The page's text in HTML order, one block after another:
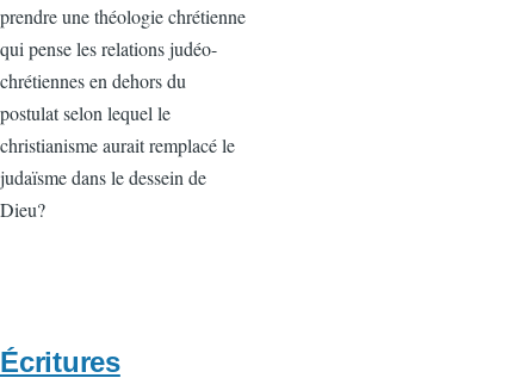
prendre une théologie chrétienne
qui pense les relations judéo-
chrétiennes en dehors du
postulat selon lequel le
christianisme aurait remplacé le
judaïsme dans le dessein de
Dieu?
Écritures